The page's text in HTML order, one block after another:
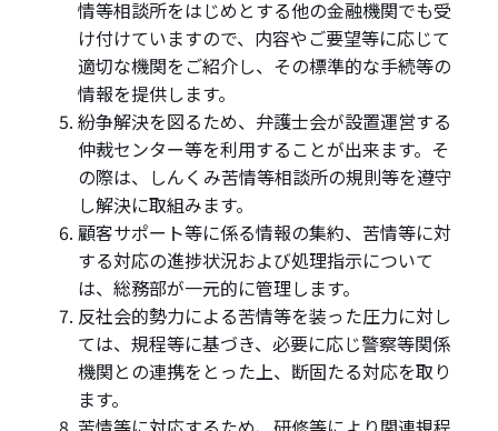
情等相談所をはじめとする他の金融機関でも受
け付けていますので、内容やご要望等に応じて
適切な機関をご紹介し、その標準的な手続等の
情報を提供します。
紛争解決を図るため、弁護士会が設置運営する
仲裁センター等を利用することが出来ます。そ
の際は、しんくみ苦情等相談所の規則等を遵守
し解決に取組みます。
顧客サポート等に係る情報の集約、苦情等に対
する対応の進捗状況および処理指示について
は、総務部が一元的に管理します。
反社会的勢力による苦情等を装った圧力に対し
ては、規程等に基づき、必要に応じ警察等関係
機関との連携をとった上、断固たる対応を取り
ます。